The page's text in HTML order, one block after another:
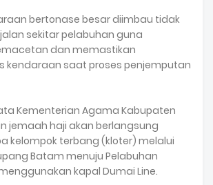
bertonase besar diimbau tidak
sekitar pelabuhan guna
dan memastikan
kendaraan saat proses penjemputan
Kementerian Agama Kabupaten
jemaah haji akan berlangsung
kelompok terbang (kloter) melalui
Batam menuju Pelabuhan
kapal Dumai Line.